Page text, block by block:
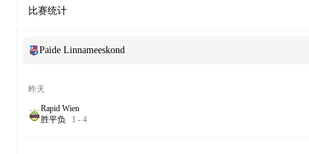
比赛统计
Paide Linnameeskond
昨天
Rapid Wien
胜平负 1 - 4